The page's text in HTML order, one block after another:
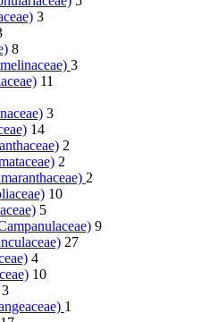
3
8
3
11
3
14
2
2
2
10
5
9
27
4
10
3
1